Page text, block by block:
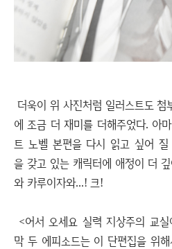
더욱이 위 사진처럼 일러스트도
에 조금 더 재미를 더해주었다. 아
트 노벨 본편을 다시 읽고 싶어
을 갖고 있는 캐릭터에 애정이 더
와 카루이자와...! 크!
<어서 오세요 실력 지상주의 교
막 두 에피소드는 이 단편집을 위